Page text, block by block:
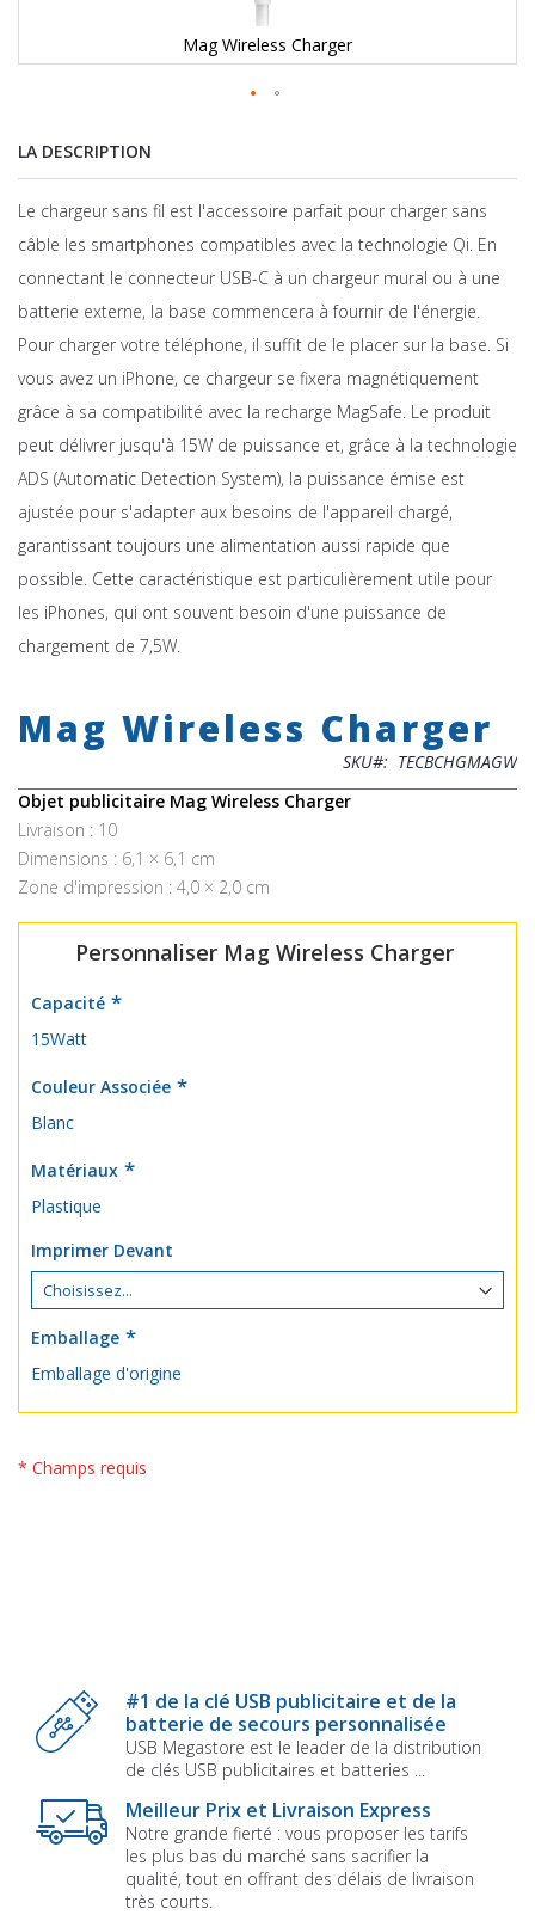
Mag Wireless Charger
LA DESCRIPTION
Le chargeur sans fil est l'accessoire parfait pour charger sans
câble les smartphones compatibles avec la technologie Qi. En
connectant le connecteur USB-C à un chargeur mural ou à une
batterie externe, la base commencera à fournir de l'énergie.
Pour charger votre téléphone, il suffit de le placer sur la base. Si
vous avez un iPhone, ce chargeur se fixera magnétiquement
grâce à sa compatibilité avec la recharge MagSafe. Le produit
peut délivrer jusqu'à 15W de puissance et, grâce à la technologie
ADS (Automatic Detection System), la puissance émise est
ajustée pour s'adapter aux besoins de l'appareil chargé,
garantissant toujours une alimentation aussi rapide que
possible. Cette caractéristique est particulièrement utile pour
les iPhones, qui ont souvent besoin d'une puissance de
chargement de 7,5W.
the
beginning
the
images
gallery
Mag Wireless Charger
SKU
TECBCHGMAGW
Objet publicitaire Mag Wireless Charger
Livraison : 10
Dimensions : 6,1 × 6,1 cm
Zone d'impression : 4,0 × 2,0 cm
Personnaliser Mag Wireless Charger
Capacité
15Watt
Couleur Associée
Blanc
Matériaux
Plastique
Imprimer Devant
Emballage
Emballage d'origine
* Champs requis
#1 de la clé USB publicitaire et de la
batterie de secours personnalisée
USB Megastore est le leader de la distribution
de clés USB publicitaires et batteries ...
Meilleur Prix et Livraison Express
Notre grande fierté : vous proposer les tarifs
les plus bas du marché sans sacrifier la
qualité, tout en offrant des délais de livraison
très courts.